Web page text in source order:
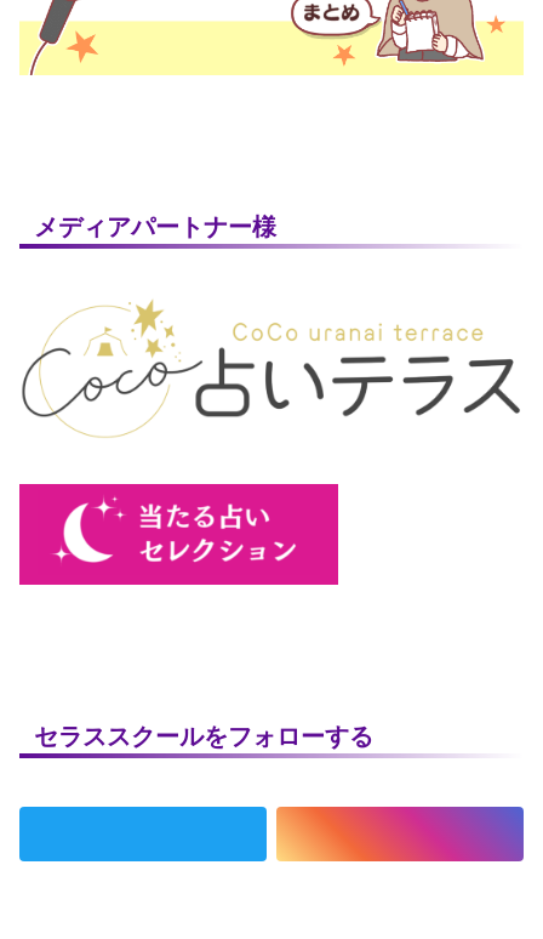
メディアパートナー様
セラススクールをフォローする